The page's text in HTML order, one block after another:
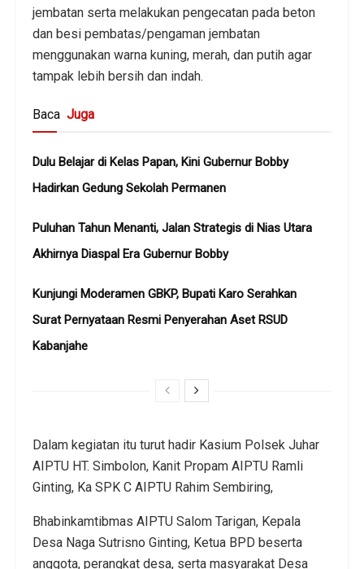
jembatan serta melakukan pengecatan pada beton
dan besi pembatas/pengaman jembatan
menggunakan warna kuning, merah, dan putih agar
tampak lebih bersih dan indah.
Baca Juga
Dulu Belajar di Kelas Papan, Kini Gubernur Bobby
Hadirkan Gedung Sekolah Permanen
Puluhan Tahun Menanti, Jalan Strategis di Nias Utara
Akhirnya Diaspal Era Gubernur Bobby
Kunjungi Moderamen GBKP, Bupati Karo Serahkan
Surat Pernyataan Resmi Penyerahan Aset RSUD
Kabanjahe
Dalam kegiatan itu turut hadir Kasium Polsek Juhar
AIPTU HT. Simbolon, Kanit Propam AIPTU Ramli
Ginting, Ka SPK C AIPTU Rahim Sembiring,
Bhabinkamtibmas AIPTU Salom Tarigan, Kepala
Desa Naga Sutrisno Ginting, Ketua BPD beserta
anggota, perangkat desa, serta masyarakat Desa